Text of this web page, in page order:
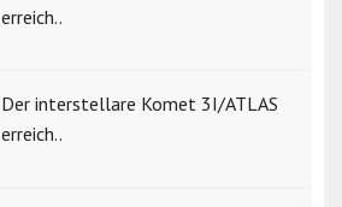
erreich..
Der interstellare Komet 3I/ATLAS
erreich..